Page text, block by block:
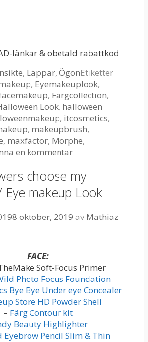
länkar & obetald rabattkod
, Läppar, ÖgonEtiketter
, Eyemakeuplook,
, Färgcollection,
Look, halloween
, itcosmetics,
, makeupbrush,
, maxfactor, Morphe,
en kommentar
choose my
Eye makeup Look
8 oktober, 2019 avMathiaz
FACE:
Soft-Focus Primer
Photo Focus Foundation
Bye Bye Under eye Concealer
Store HD Powder Shell
– Färg Contour kit
Beauty Highlighter
Eyebrow Pencil Slim & Thin